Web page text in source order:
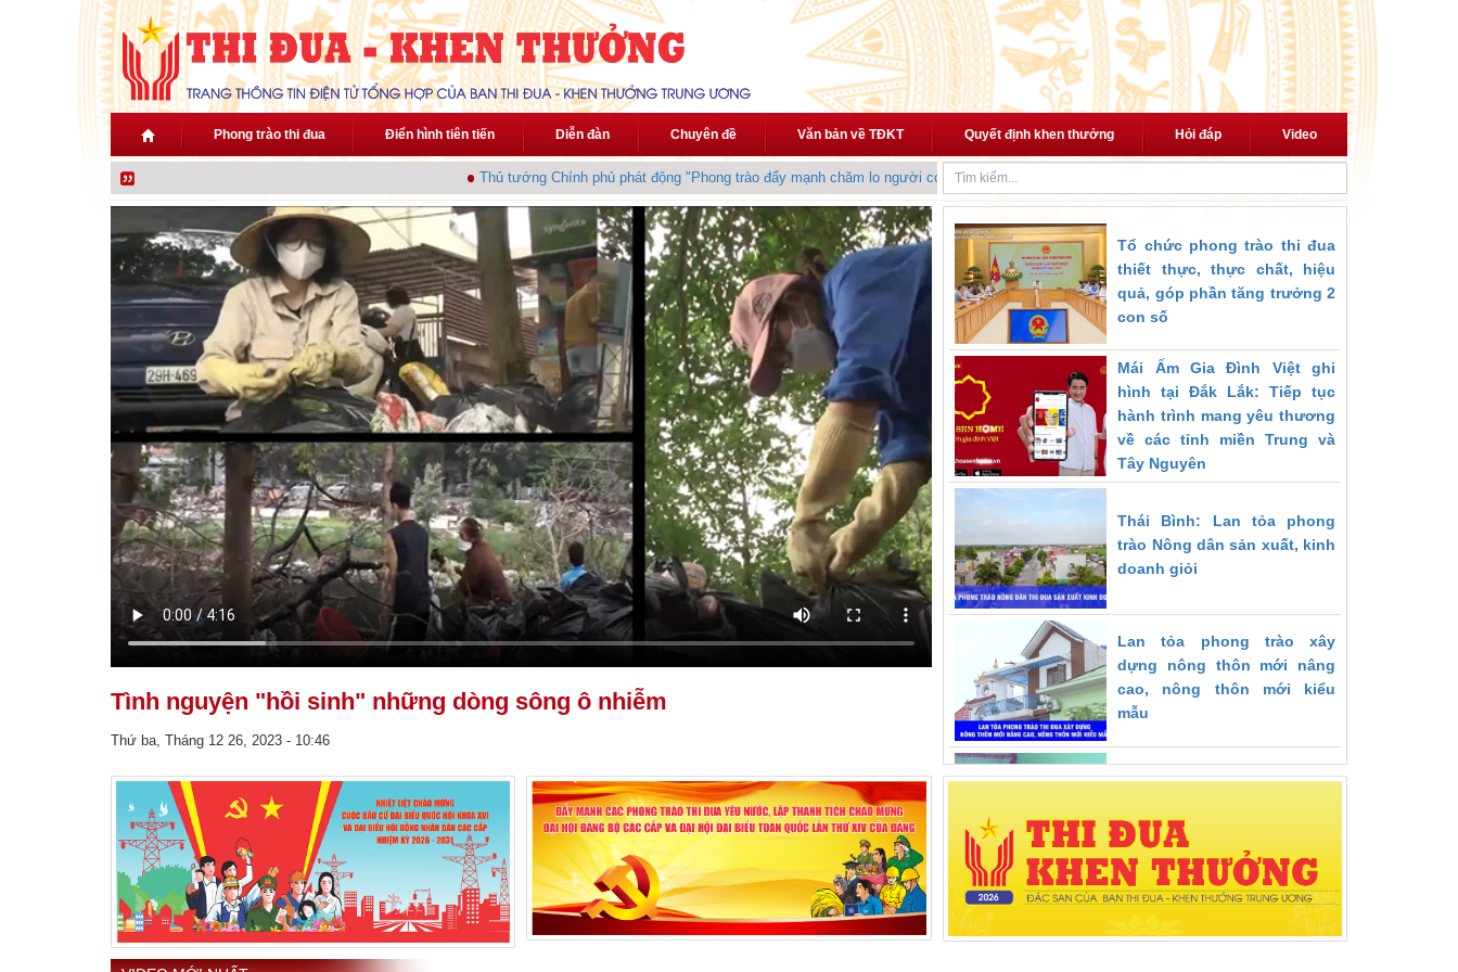
Nhảy đến nội dung
Phong trào thi đua Điển hình tiên tiến Diễn đàn Chuyên đề Văn bản về TĐKT Quyết định khen thưởng Hỏi đáp Video
Thủ tướng Chính phủ phát động "Phong trào đẩy mạnh chăm lo người có công với cách mạng"
Tình nguyện "hồi sinh" những dòng sông ô nhiễm
Thứ ba, Tháng 12 26, 2023 - 10:46
Tổ chức phong trào thi đua
thiết thực, thực chất, hiệu
quả, góp phần tăng trưởng 2
con số
Mái Ấm Gia Đình Việt ghi
hình tại Đắk Lắk: Tiếp tục
hành trình mang yêu thương
về các tỉnh miền Trung và
Tây Nguyên
Thái Bình: Lan tỏa phong
trào Nông dân sản xuất, kinh
doanh giỏi
Lan tỏa phong trào xây
dựng nông thôn mới nâng
cao, nông thôn mới kiểu
mẫu
Thái Bình: Hiệu quả phong
- không để ai bị bỏ lại phía
sau”
Hội nghị triển khai Luật Thi